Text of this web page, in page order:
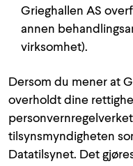
Grieghallen AS
annen
virksomhet).
Dersom du mener at
overholdt dine
tilsynsmyndigheten
Datatilsynet. Det